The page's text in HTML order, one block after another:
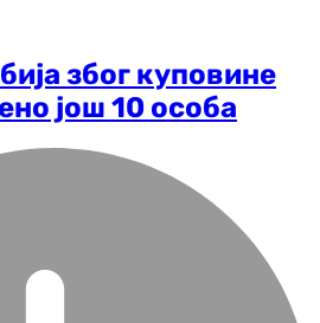
због куповине
још 10 особа